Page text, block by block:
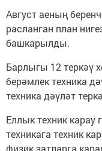
Август аеның
расланган план
башкарылды.
Барлыгы 12 теркәү
берәмлек техника
техника дәүләт
Еллык техник карау
техникага техник
физик затларга